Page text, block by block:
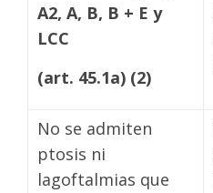
A2, A, B, B + E y
LCC
(art. 45.1a) (2)
No se admiten
ptosis ni
lagoftalmias que